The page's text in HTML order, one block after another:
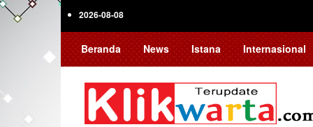
Skip
2026-08-08
Beranda News Istana Internasional